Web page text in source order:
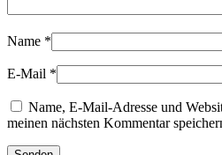
Name *
E-Mail *
Name, E-Mail-Adresse und
meinen nächsten Kommentar